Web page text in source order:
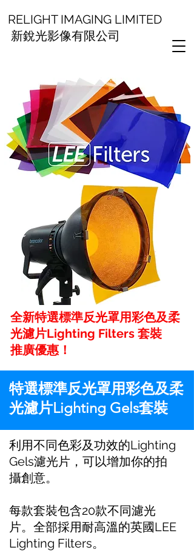
RELIGHT IMAGING LIMITED
新銳光影像有限公司
全新特選標準反光罩用彩色及柔
光濾片Lighting Filters 套裝
推廣優惠！
特選標準反光罩用彩色及柔
光濾片Lighting Gels套裝
利用不同色彩及功效的Lighting
Gels濾光片，可以增加你的拍
攝創意。
每款套裝包含20款不同濾光
片。全部採用耐高溫的英國LEE
Lighting Filters。